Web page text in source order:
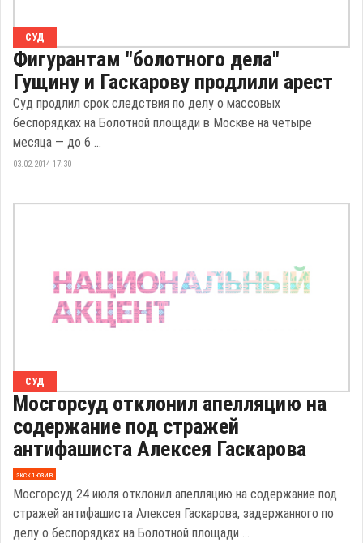
СУД
Фигурантам "болотного дела"
Гущину и Гаскарову продлили арест
Суд продлил срок следствия по делу о массовых
беспорядках на Болотной площади в Москве на четыре
месяца — до 6 ...
03.02.2014 17:30
СУД
Мосгорсуд отклонил апелляцию на
содержание под стражей
антифашиста Алексея Гаскарова
эксклюзив
Мосгорсуд 24 июля отклонил апелляцию на содержание под
стражей антифашиста Алексея Гаскарова, задержанного по
делу о беспорядках на Болотной площади ...